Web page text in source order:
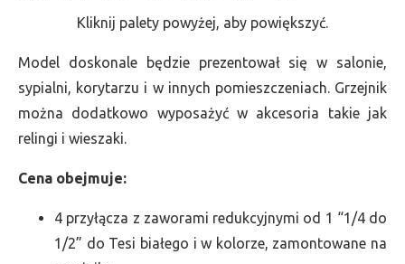
Kliknij palety powyżej, aby powiększyć.
Model doskonale będzie prezentował się w salonie,
sypialni, korytarzu i w innych pomieszczeniach. Grzejnik
można dodatkowo wyposażyć w akcesoria takie jak
relingi i wieszaki.
Cena obejmuje:
4 przyłącza z zaworami redukcyjnymi od 1 “1/4 do
1/2” do Tesi białego i w kolorze, zamontowane na